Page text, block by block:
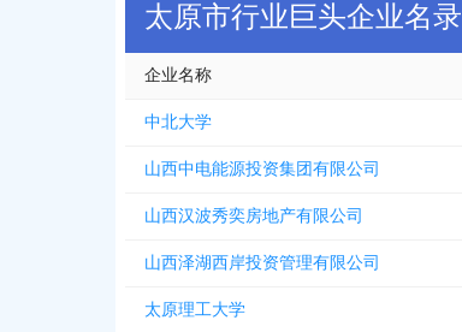
太原市行业巨头企业名录
企业名称
中北大学
山西中电能源投资集团有限公司
山西汉波秀奕房地产有限公司
山西泽湖西岸投资管理有限公司
太原理工大学